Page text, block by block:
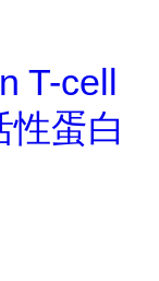
T-cell
蛋白